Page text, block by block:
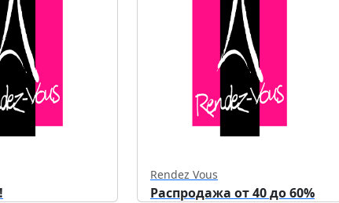
Rendez Vous
Распродажа от 40 до 60%